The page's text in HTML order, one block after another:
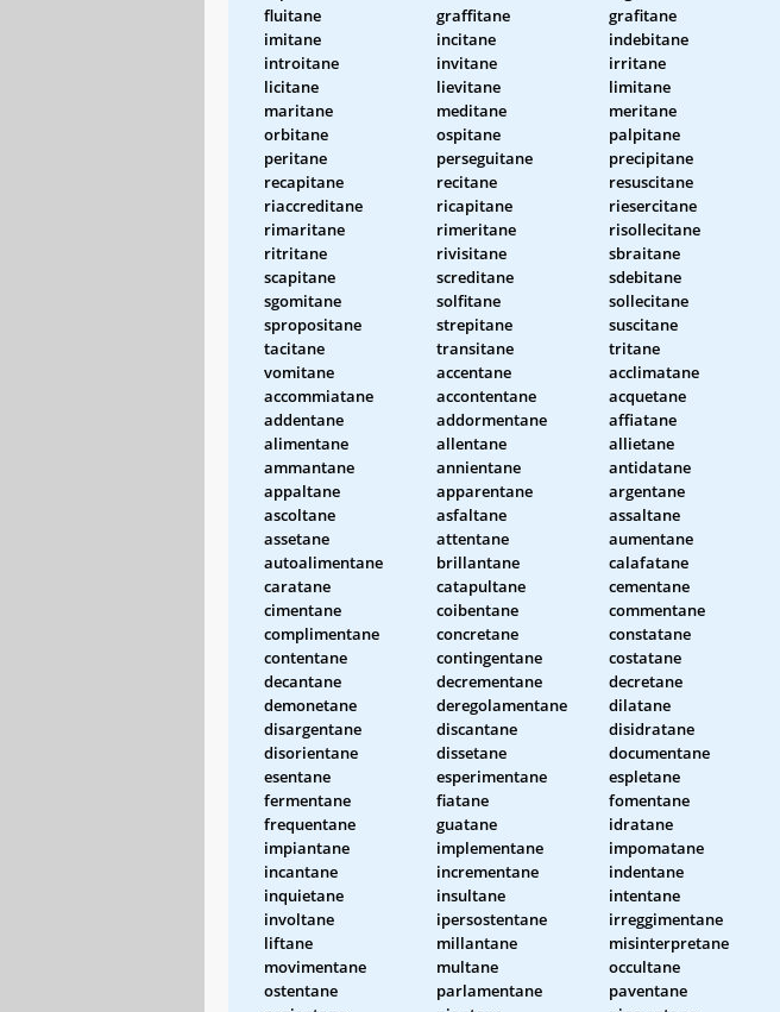
fluitane
graffitane grafitane
imitane
incitane indebitane
introitane
invitane irritane
licitane
lievitane limitane
maritane
meditane meritane
orbitane
ospitane palpitane
peritane
perseguitane precipitane
recapitane
recitane resuscitane
riaccreditane
ricapitane riesercitane
rimaritane
rimeritane risollecitane
ritritane
rivisitane sbraitane
scapitane
screditane sdebitane
sgomitane
solfitane sollecitane
spropositane
strepitane suscitane
tacitane
transitane tritane
vomitane
accentane acclimatane
accommiatane
accontentane acquetane
addentane
addormentane affiatane
alimentane
allentane allietane
ammantane
annientane antidatane
appaltane
apparentane argentane
ascoltane
asfaltane assaltane
assetane
attentane aumentane
autoalimentane
brillantane calafatane
caratane
catapultane cementane
cimentane
coibentane commentane
complimentane
concretane constatane
contentane
contingentane costatane
decantane
decrementane decretane
demonetane
deregolamentane dilatane
disargentane
discantane disidratane
disorientane
dissetane documentane
esentane
esperimentane espletane
fermentane
fiatane fomentane
frequentane
guatane idratane
impiantane
implementane impomatane
incantane
incrementane indentane
inquietane
insultane intentane
involtane
ipersostentane irreggimentane
liftane
millantane misinterpretane
movimentane
multane occultane
ostentane
parlamentane paventane